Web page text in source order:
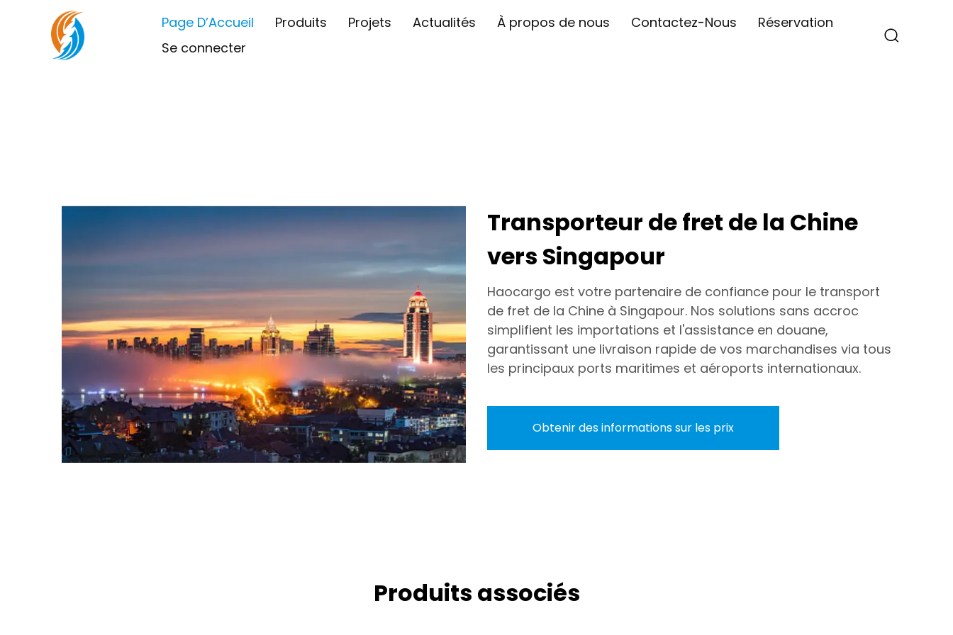
Page D’Accueil Produits Projets Actualités À propos de nous Contactez-Nous
Réservation
Se connecter
Transporteur de fret de la Chine
vers Singapour
Haocargo est votre partenaire de confiance pour le transport
de fret de la Chine à Singapour. Nos solutions sans accroc
simplifient les importations et l'assistance en douane,
garantissant une livraison rapide de vos marchandises via tous
les principaux ports maritimes et aéroports internationaux.
Obtenir des informations sur les prix
Produits associés